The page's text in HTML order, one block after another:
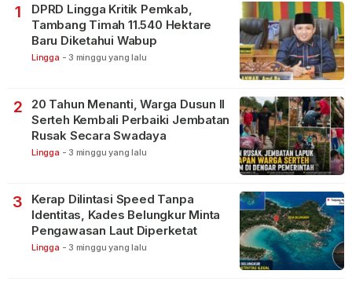
1
DPRD Lingga Kritik Pemkab,
Tambang Timah 11.540 Hektare
Baru Diketahui Wabup
Lingga - 3 minggu yang lalu
2
20 Tahun Menanti, Warga Dusun II
Serteh Kembali Perbaiki Jembatan
Rusak Secara Swadaya
Lingga - 3 minggu yang lalu
3
Kerap Dilintasi Speed Tanpa
Identitas, Kades Belungkur Minta
Pengawasan Laut Diperketat
Lingga - 3 minggu yang lalu